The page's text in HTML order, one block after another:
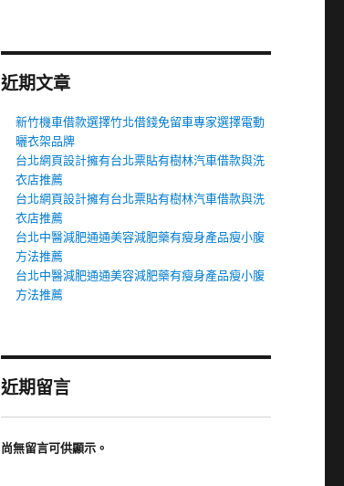
近期文章
新竹機車借款選擇竹北借錢免留車專家選擇電動
曬衣架品牌
台北網頁設計擁有台北票貼有樹林汽車借款與洗
衣店推薦
台北網頁設計擁有台北票貼有樹林汽車借款與洗
衣店推薦
台北中醫減肥通通美容減肥藥有瘦身產品瘦小腹
方法推薦
台北中醫減肥通通美容減肥藥有瘦身產品瘦小腹
方法推薦
近期留言
尚無留言可供顯示。